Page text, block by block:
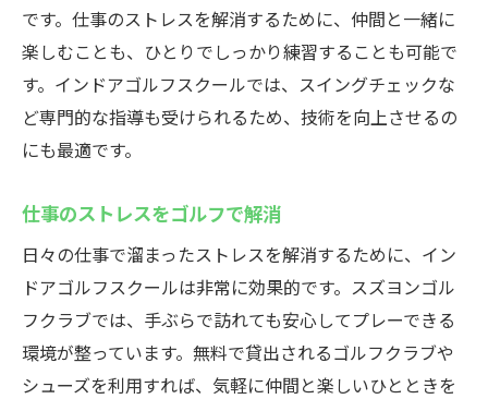
です。仕事のストレスを解消するために、仲間と一緒に
楽しむことも、ひとりでしっかり練習することも可能で
す。インドアゴルフスクールでは、スイングチェックな
ど専門的な指導も受けられるため、技術を向上させるの
にも最適です。
仕事のストレスをゴルフで解消
日々の仕事で溜まったストレスを解消するために、イン
ドアゴルフスクールは非常に効果的です。スズヨンゴル
フクラブでは、手ぶらで訪れても安心してプレーできる
環境が整っています。無料で貸出されるゴルフクラブや
シューズを利用すれば、気軽に仲間と楽しいひとときを